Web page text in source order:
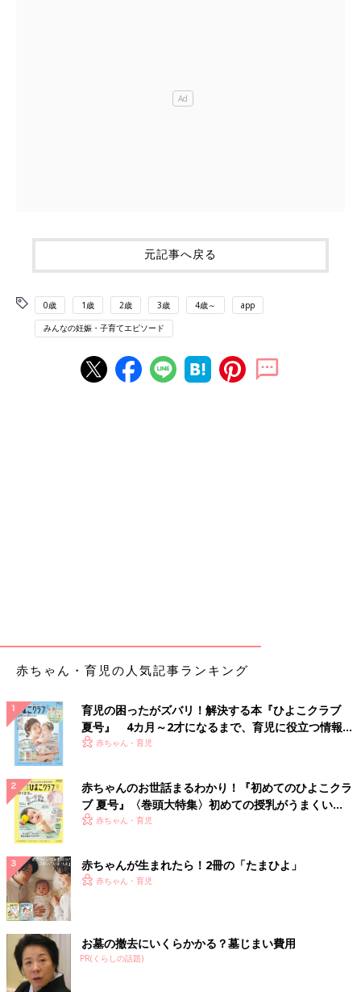
元記事へ戻る
0歳 1歳 2歳 3歳 4歳～ app
みんなの妊娠・子育てエピソード
赤ちゃん・育児の人気記事ランキング
育児の困ったがズバリ！解決する本『ひよこクラブ
夏号』 4カ月～2才になるまで、育児に役立つ情報が
いっぱい！
赤ちゃん・育児
赤ちゃんのお世話まるわかり！『初めてのひよこクラ
ブ 夏号』〈巻頭大特集〉初めての授乳がうまくい
く！ おっぱい・ミルクの基本と夏のトラブル 解決テ
赤ちゃん・育児
赤ちゃんが生まれたら！2冊の「たまひよ」
赤ちゃん・育児
お墓の撤去にいくらかかる？墓じまい費用
PR(くらしの話題)